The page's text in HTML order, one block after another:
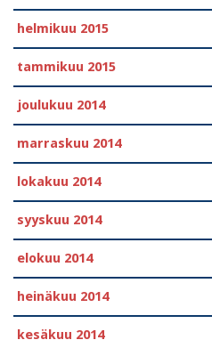
helmikuu 2015
tammikuu 2015
joulukuu 2014
marraskuu 2014
lokakuu 2014
syyskuu 2014
elokuu 2014
heinäkuu 2014
kesäkuu 2014